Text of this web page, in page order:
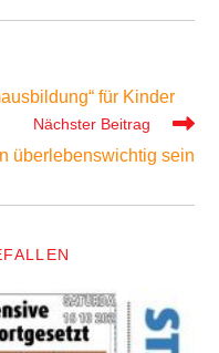
für Kinder
Nächster Beitrag
überlebenswichtig sein